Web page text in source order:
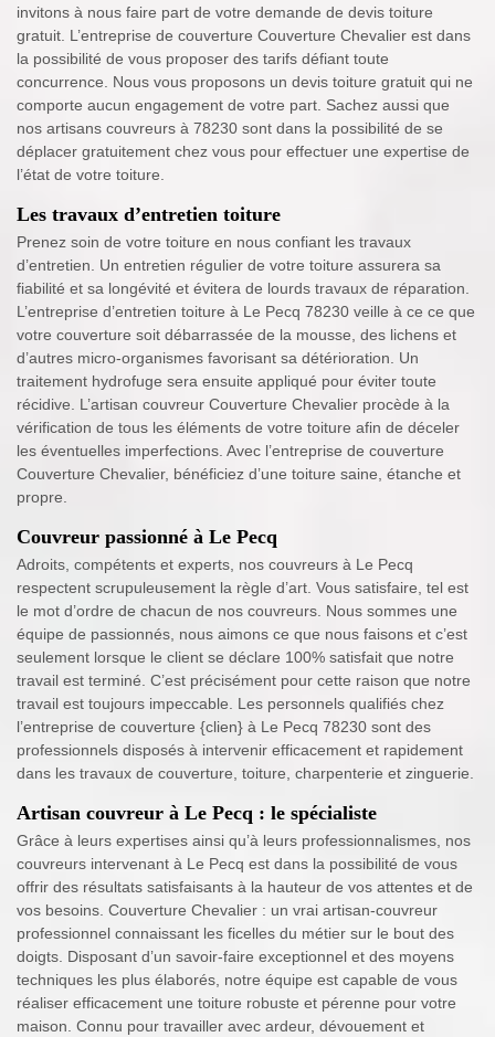
invitons à nous faire part de votre demande de devis toiture
gratuit. L’entreprise de couverture Couverture Chevalier est dans
la possibilité de vous proposer des tarifs défiant toute
concurrence. Nous vous proposons un devis toiture gratuit qui ne
comporte aucun engagement de votre part. Sachez aussi que
nos artisans couvreurs à 78230 sont dans la possibilité de se
déplacer gratuitement chez vous pour effectuer une expertise de
l’état de votre toiture.
Les travaux d’entretien toiture
Prenez soin de votre toiture en nous confiant les travaux
d’entretien. Un entretien régulier de votre toiture assurera sa
fiabilité et sa longévité et évitera de lourds travaux de réparation.
L’entreprise d’entretien toiture à Le Pecq 78230 veille à ce ce que
votre couverture soit débarrassée de la mousse, des lichens et
d’autres micro-organismes favorisant sa détérioration. Un
traitement hydrofuge sera ensuite appliqué pour éviter toute
récidive. L’artisan couvreur Couverture Chevalier procède à la
vérification de tous les éléments de votre toiture afin de déceler
les éventuelles imperfections. Avec l’entreprise de couverture
Couverture Chevalier, bénéficiez d’une toiture saine, étanche et
propre.
Couvreur passionné à Le Pecq
Adroits, compétents et experts, nos couvreurs à Le Pecq
respectent scrupuleusement la règle d’art. Vous satisfaire, tel est
le mot d’ordre de chacun de nos couvreurs. Nous sommes une
équipe de passionnés, nous aimons ce que nous faisons et c’est
seulement lorsque le client se déclare 100% satisfait que notre
travail est terminé. C’est précisément pour cette raison que notre
travail est toujours impeccable. Les personnels qualifiés chez
l’entreprise de couverture {clien} à Le Pecq 78230 sont des
professionnels disposés à intervenir efficacement et rapidement
dans les travaux de couverture, toiture, charpenterie et zinguerie.
Artisan couvreur à Le Pecq : le spécialiste
Grâce à leurs expertises ainsi qu’à leurs professionnalismes, nos
couvreurs intervenant à Le Pecq est dans la possibilité de vous
offrir des résultats satisfaisants à la hauteur de vos attentes et de
vos besoins. Couverture Chevalier : un vrai artisan-couvreur
professionnel connaissant les ficelles du métier sur le bout des
doigts. Disposant d’un savoir-faire exceptionnel et des moyens
techniques les plus élaborés, notre équipe est capable de vous
réaliser efficacement une toiture robuste et pérenne pour votre
maison. Connu pour travailler avec ardeur, dévouement et